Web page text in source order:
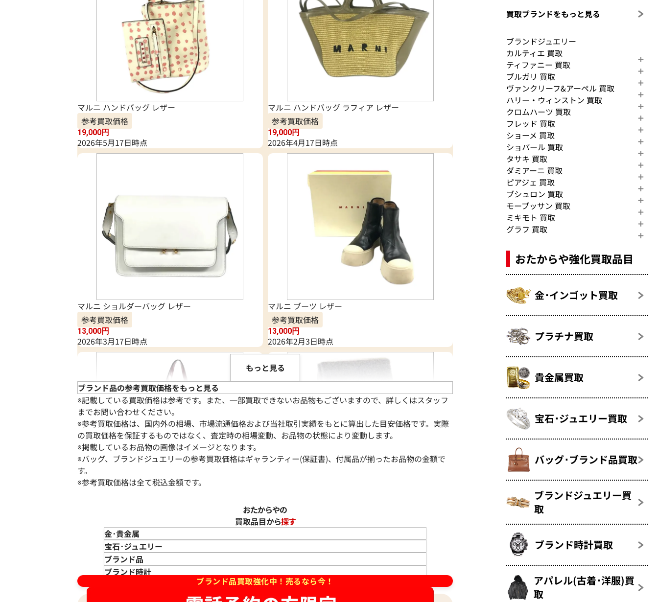
マルニ ハンドバッグ レザー
参考買取価格
19,000円
2026年5月17日時点
マルニ ハンドバッグ ラフィア レザー
参考買取価格
19,000円
2026年4月17日時点
マルニ ショルダーバッグ レザー
参考買取価格
13,000円
2026年3月17日時点
マルニ ブーツ レザー
参考買取価格
13,000円
2026年2月3日時点
円
2026年2月17日時点
マルニ マフラー メインファブリック アルパカ
参考買取価格
10,000円
2026年4月3日時点
もっと見る
ブランド品の参考買取価格をもっと見る
※記載している買取価格は参考です。また、一部買取できないお品物もございますので、詳しくはスタッフ
までお問い合わせください。
※参考買取価格は、国内外の相場、市場流通価格および当社取引実績をもとに算出した目安価格です。実際
の買取価格を保証するものではなく、査定時の相場変動、お品物の状態により変動します。
※掲載しているお品物の画像はイメージとなります。
※バッグ、ブランドジュエリーの参考買取価格はギャランティー(保証書)、付属品が揃ったお品物の金額で
す。
※参考買取価格は全て税込金額です。
おたからやの
買取品目から探す
金･貴金属
金 買取
金のインゴット 買取
金のアクセサリー 買取
宝石･ジュエリー
宝石･ジュエリー買取
ダイヤモンド 買取
ブランド品
バッグ･小物 買取
ブランド時計
ブランド品買取強化中！売るなら今！
買取ブランドをもっと見る
ブランドジュエリー
カルティエ 買取
ティファニー 買取
ブルガリ 買取
ヴァンクリーフ&アーペル 買取
ハリー・ウィンストン 買取
クロムハーツ 買取
フレッド 買取
ショーメ 買取
ショパール 買取
タサキ 買取
ダミアーニ 買取
ピアジェ 買取
ブシュロン 買取
モーブッサン 買取
ミキモト 買取
グラフ 買取
おたからや強化買取品目
金･インゴット買取
プラチナ買取
貴金属買取
宝石･ジュエリー買取
バッグ･ブランド品買取
ブランドジュエリー買
取
ブランド時計買取
アパレル(古着･洋服)買
取